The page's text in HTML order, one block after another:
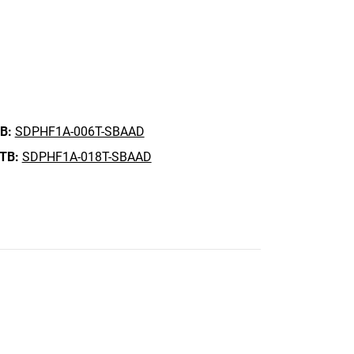
SDPHF1A-006T-SBAAD
SDPHF1A-018T-SBAAD